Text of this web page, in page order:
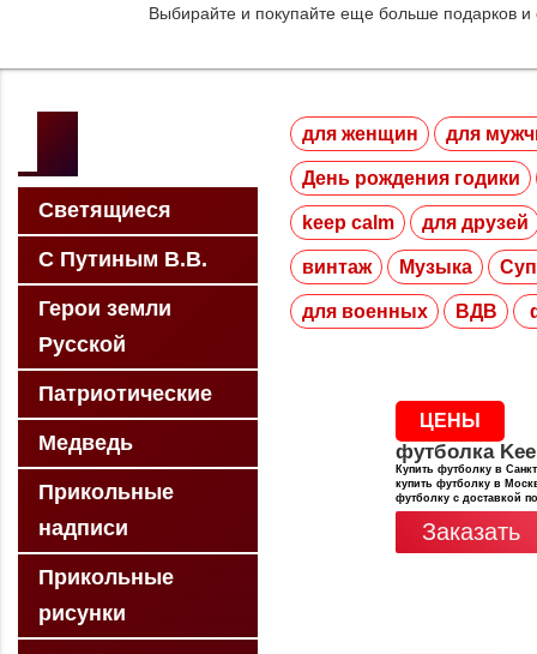
Выбирайте и покупайте еще больше подарков и
Светящиеся
С Путиным В.В.
Герои земли
Русской
Патриотические
Медведь
Прикольные
надписи
Прикольные
рисунки
для женщин для
День рождения годики
keep calm для друзей
винтаж Музыка
для военных ВДВ
ЦЕНЫ
футболка
Купить футболку в
купить футболку в
футболку с доставкой
Заказать